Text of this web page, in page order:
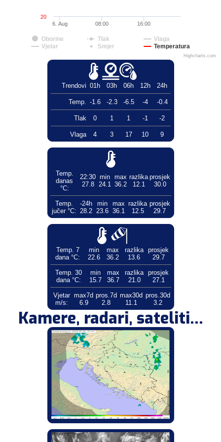
Oborine Tlak
Vlaga
Vjetar
Smjer Temperatura
6. Aug 08:00 16:00
20
Highcharts.com
Trendovi 01h 03h 06h 12h 24h
Temp. -1.6 -2.3 -6.5 -4 -0.4
Tlak 0 1 1 -1 -2
Vlaga 4 3 17 10 9
Temp.
danas
°C:
22:30
27.8
min
24.1
max
36.2
razlika
12.1
prosjek
30.0
Temp.
jučer °C:
-24h
28.2
min
23.6
max
36.1
razlika
12.5
prosjek
29.7
Temp. 7
dana °C:
min
22.6
max
36.2
razlika
13.6
prosjek
29.7
Temp. 30
dana °C:
min
15.7
max
36.7
razlika
21.0
prosjek
27.1
Vjetar
m/s:
max7d
6.9
pros.7d
2.8
max30d
11.1
pros.30d
3.2
Kamere, radari, sateliti...